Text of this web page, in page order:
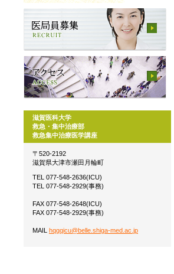
滋賀医科大学
救急・集中治療部
救急集中治療医学講座
〒520-2192
滋賀県大津市瀬田月輪町
TEL 077-548-2636(ICU)
TEL 077-548-2929(事務)
FAX 077-548-2648(ICU)
FAX 077-548-2929(事務)
MAIL hqqqicu@belle.shiga-med.ac.jp